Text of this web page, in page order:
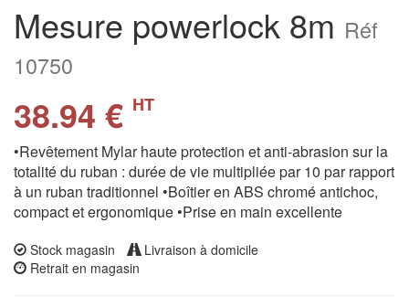
Mesure powerlock 8m Réf
10750
38.94 € HT
•Revêtement Mylar haute protection et anti-abrasion sur la
totalité du ruban : durée de vie multipliée par 10 par rapport
à un ruban traditionnel •Boîtier en ABS chromé antichoc,
compact et ergonomique •Prise en main excellente
Stock magasin
Livraison à domicile
Retrait en magasin